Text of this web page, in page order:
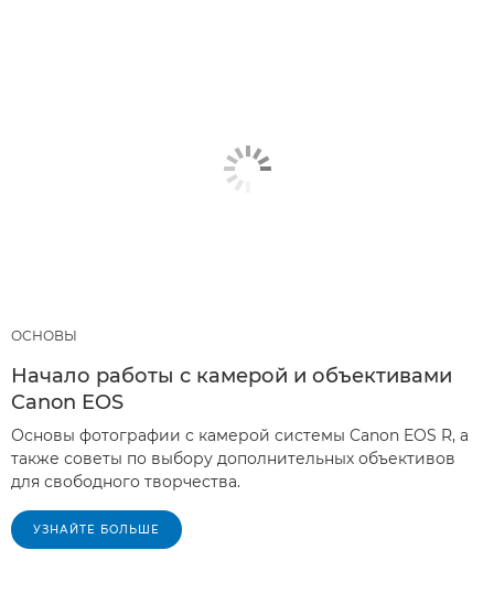
ОСНОВЫ
Начало работы с камерой и объективами
Canon EOS
Основы фотографии с камерой системы Canon EOS R, а
также советы по выбору дополнительных объективов
для свободного творчества.
УЗНАЙТЕ БОЛЬШЕ